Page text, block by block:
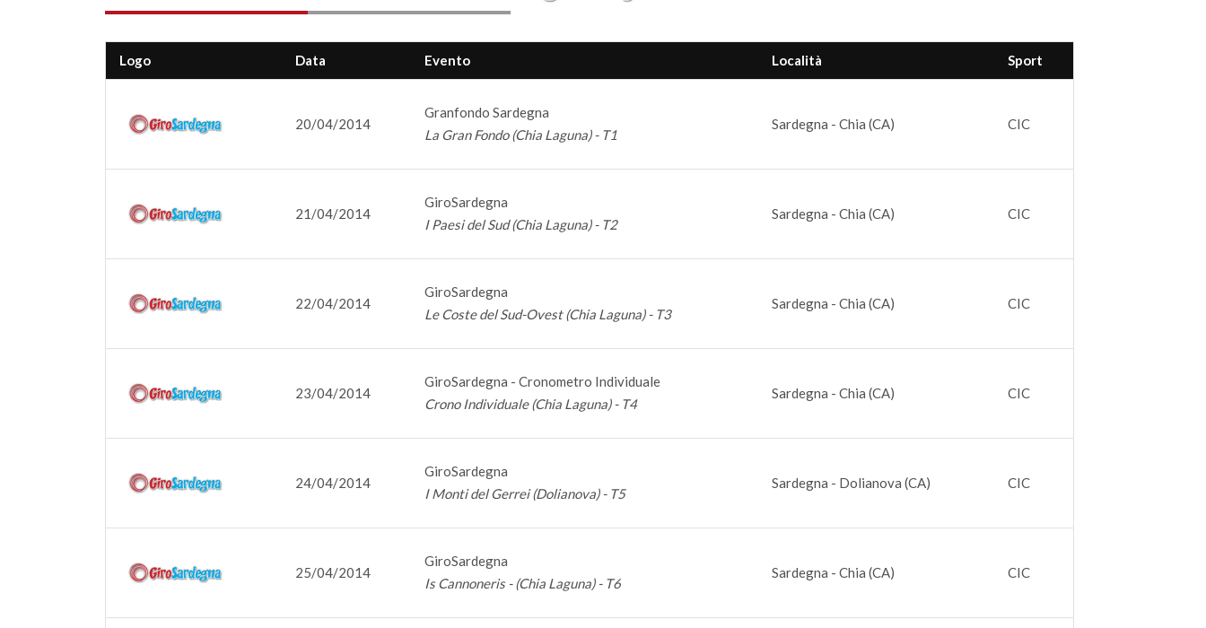
Logo Data Evento Località Sport
20/04/2014
Granfondo Sardegna
La Gran Fondo (Chia Laguna) - T1
Sardegna - Chia (CA) CIC
21/04/2014
GiroSardegna
I Paesi del Sud (Chia Laguna) - T2
Sardegna - Chia (CA) CIC
22/04/2014
GiroSardegna
Le Coste del Sud-Ovest (Chia Laguna) - T3
Sardegna - Chia (CA) CIC
23/04/2014
GiroSardegna - Cronometro Individuale
Crono Individuale (Chia Laguna) - T4
Sardegna - Chia (CA) CIC
24/04/2014
GiroSardegna
I Monti del Gerrei (Dolianova) - T5
Sardegna - Dolianova (CA) CIC
25/04/2014
GiroSardegna
Is Cannoneris - (Chia Laguna) - T6
Sardegna - Chia (CA) CIC